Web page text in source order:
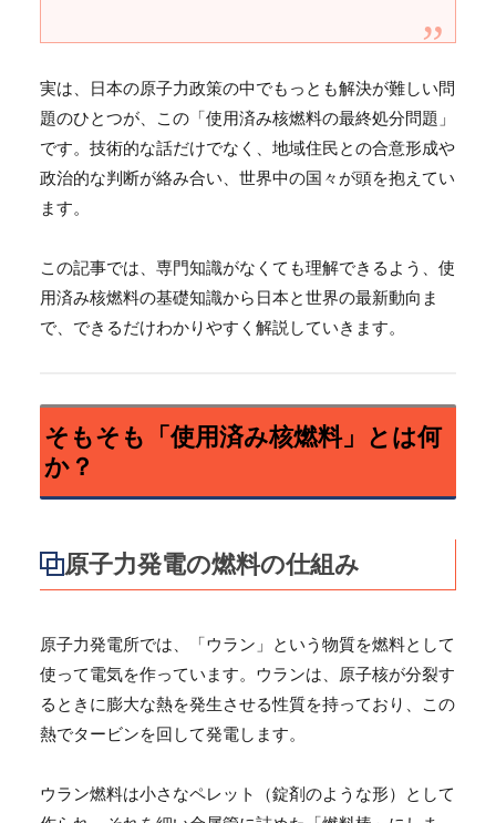
実は、日本の原子力政策の中でもっとも解決が難しい問
題のひとつが、この「使用済み核燃料の最終処分問題」
です。技術的な話だけでなく、地域住民との合意形成や
政治的な判断が絡み合い、世界中の国々が頭を抱えてい
ます。
この記事では、専門知識がなくても理解できるよう、使
用済み核燃料の基礎知識から日本と世界の最新動向ま
で、できるだけわかりやすく解説していきます。
そもそも「使用済み核燃料」とは何
か？
原子力発電の燃料の仕組み
原子力発電所では、「ウラン」という物質を燃料として
使って電気を作っています。ウランは、原子核が分裂す
るときに膨大な熱を発生させる性質を持っており、この
熱でタービンを回して発電します。
ウラン燃料は小さなペレット（錠剤のような形）として